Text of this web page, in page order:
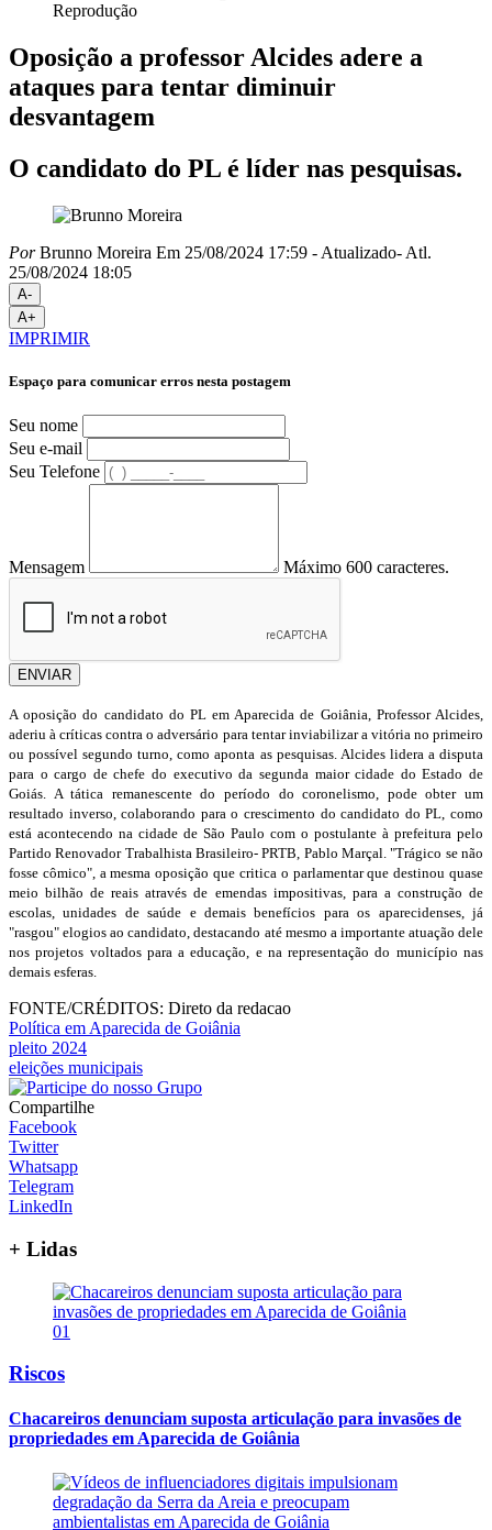
Reprodução
Oposição a professor Alcides adere a
ataques para tentar diminuir
desvantagem
O candidato do PL é líder nas pesquisas.
PorBrunno Moreira Em 25/08/2024 17:59 - Atualizado- Atl.
25/08/2024 18:05
A-
A+
IMPRIMIR
Espaço para comunicar erros nesta postagem
Seu nome
Seu e-mail
Seu Telefone
Mensagem Máximo 600 caracteres.
ENVIAR
A oposição do candidato do PL em Aparecida de Goiânia, Professor Alcides,
aderiu à críticas contra o adversário para tentar inviabilizar a vitória no primeiro
ou possível segundo turno, como aponta as pesquisas. Alcides lidera a disputa
para o cargo de chefe do executivo da segunda maior cidade do Estado de
Goiás. A tática remanescente do período do coronelismo, pode obter um
resultado inverso, colaborando para o crescimento do candidato do PL, como
está acontecendo na cidade de São Paulo com o postulante à prefeitura pelo
Partido Renovador Trabalhista Brasileiro- PRTB, Pablo Marçal. "Trágico se não
fosse cômico", a mesma oposição que critica o parlamentar que destinou quase
meio bilhão de reais através de emendas impositivas, para a construção de
escolas, unidades de saúde e demais benefícios para os aparecidenses, já
"rasgou" elogios ao candidato, destacando até mesmo a importante atuação dele
nos projetos voltados para a educação, e na representação do município nas
demais esferas.
FONTE/CRÉDITOS: Direto da redacao
Política em Aparecida de Goiânia
pleito 2024
eleições municipais
Compartilhe
Facebook
Twitter
Whatsapp
Telegram
LinkedIn
+ Lidas
01
Riscos
Chacareiros denunciam suposta articulação para invasões de
propriedades em Aparecida de Goiânia